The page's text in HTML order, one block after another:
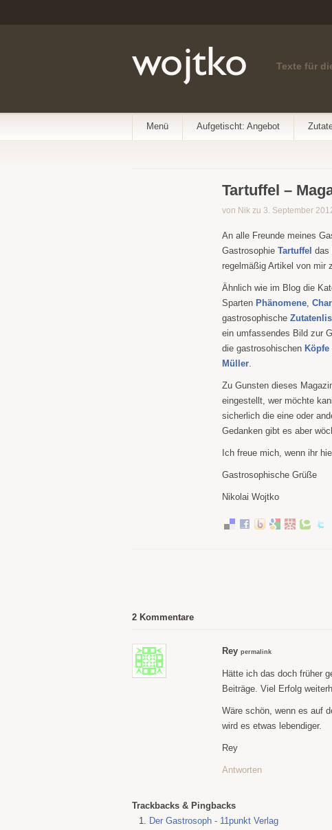
Texte für
Menü Aufgetischt: Angebot
Tartuffel –
von Nik zu 3. September
An alle Freunde meines
Gastrosophie Tartuffel das
regelmäßig Artikel von mir
Ähnlich wie im Blog die
Sparten Phänomene,
gastrosophische
ein umfassendes Bild zur
die gastrosohischen Köpfe
Müller.
Zu Gunsten dieses
eingestellt, wer möchte
sicherlich die eine oder
Gedanken gibt es aber
Ich freue mich, wenn ihr
Gastrosophische Grüße
Nikolai Wojtko
2 Kommentare
Rey permalink
Hätte ich das doch früher
Beiträge. Viel Erfolg
Wäre schön, wenn es auf
wird es etwas lebendiger.
Rey
Antworten
Trackbacks & Pingbacks
Der Gastrosoph - 11punkt Verlag